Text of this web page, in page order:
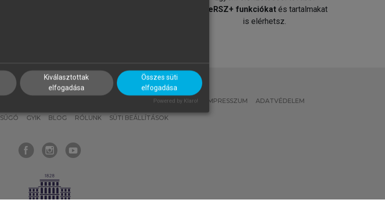
MeRSZ+ funkciókat és tartalmakat
is elérhetsz.
MI – ÁLTALÁNOS IRÁNYELVEK IMPRESSZUM ADATVÉDELEM
SÚGÓ GYIK BLOG RÓLUNK SÜTI BEÁLLÍTÁSOK
Kiválasztottak
elfogadása
Összes süti
elfogadása
Powered by Klaro!